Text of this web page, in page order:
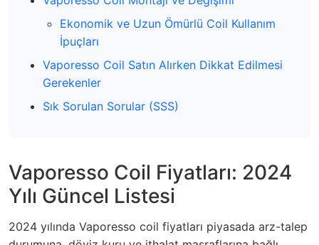
Ekonomik ve Uzun Ömürlü Coil Kullanım
İpuçları
Vaporesso Coil Satın Alırken Dikkat Edilmesi
Gerekenler
Sık Sorulan Sorular (SSS)
Vaporesso Coil Fiyatları: 2024
Yılı Güncel Listesi
2024 yılında Vaporesso coil fiyatları piyasada arz-talep